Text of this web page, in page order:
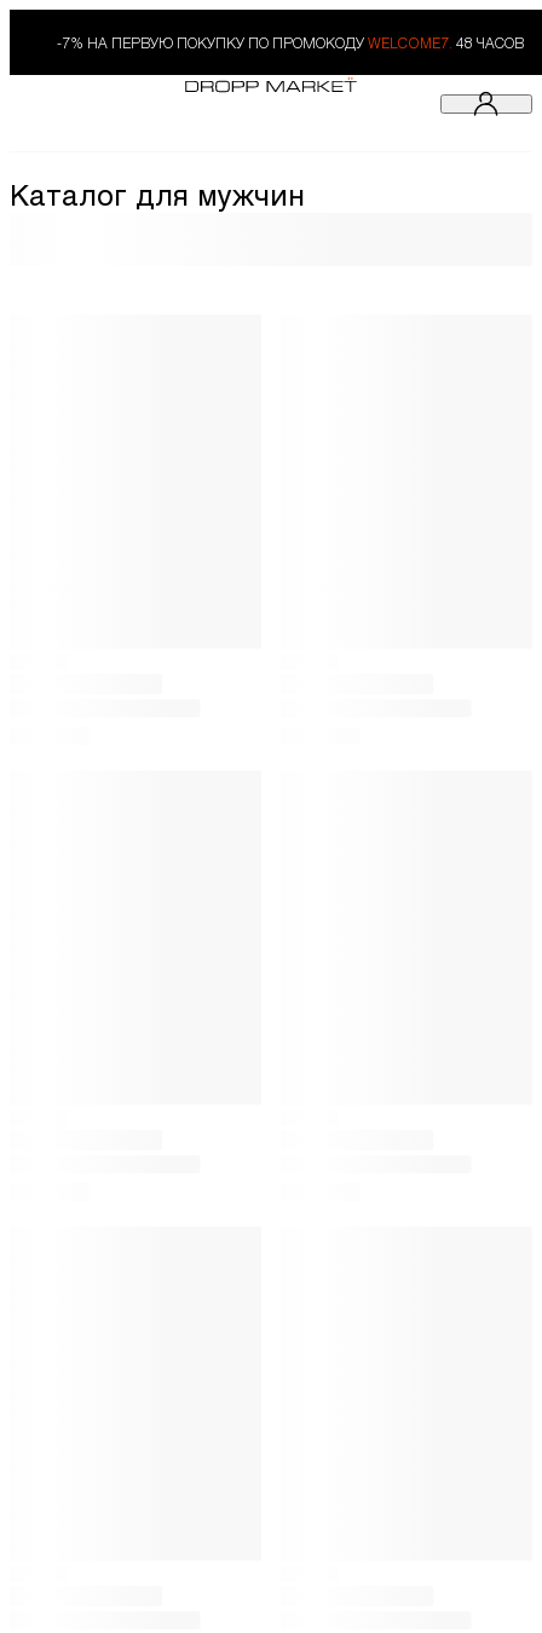
-7% НА ПЕРВУЮ ПОКУПКУ ПО ПРОМОКОДУ WELCOME7. 48 ЧАСОВ
Каталог для мужчин